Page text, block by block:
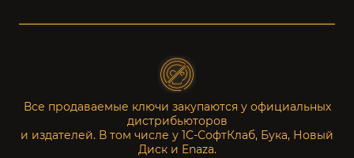
Все продаваемые ключи закупаются у официальных
дистрибьюторов
и издателей. В том числе у 1С-СофтКлаб, Бука, Новый
Диск и Enaza.